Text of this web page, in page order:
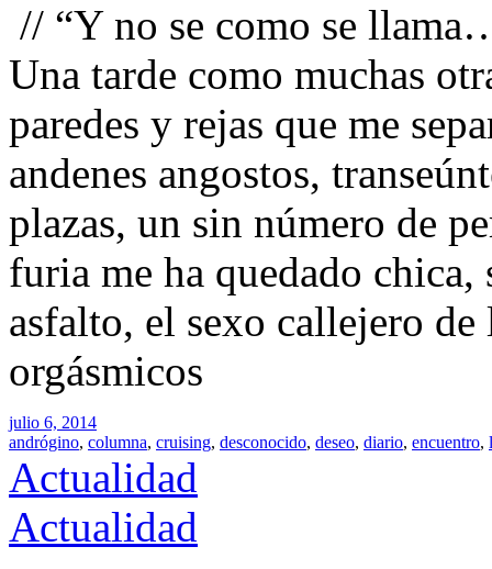
// “Y no se como se
Una tarde como muchas
paredes y rejas que me
andenes angostos,
plazas, un sin número de
furia me ha quedado
asfalto, el sexo callejero
orgásmicos
julio 6, 2014
andrógino, columna, cruising, desconocido, deseo, diario, encuentro,
Actualidad
Actualidad